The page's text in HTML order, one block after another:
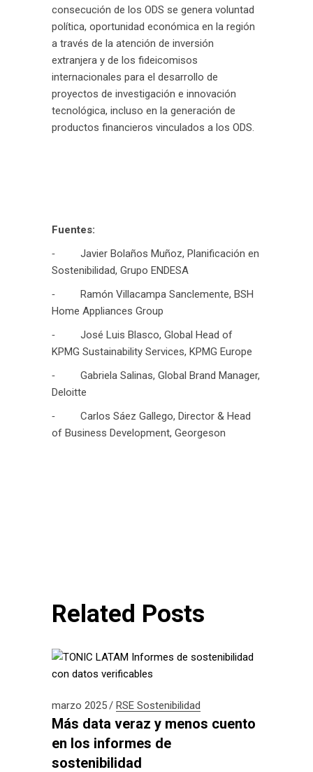
consecución de los ODS se genera voluntad
política, oportunidad económica en la región
a través de la atención de inversión
extranjera y de los fideicomisos
internacionales para el desarrollo de
proyectos de investigación e innovación
tecnológica, incluso en la generación de
productos financieros vinculados a los ODS.
Fuentes:
⁃ Javier Bolaños Muñoz, Planificación en
Sostenibilidad, Grupo ENDESA
⁃ Ramón Villacampa Sanclemente, BSH
Home Appliances Group
⁃ José Luis Blasco, Global Head of
KPMG Sustainability Services, KPMG Europe
⁃ Gabriela Salinas, Global Brand Manager,
Deloitte
⁃ Carlos Sáez Gallego, Director & Head
of Business Development, Georgeson
Related Posts
marzo 2025 RSE Sostenibilidad
Más data veraz y menos cuento
en los informes de
sostenibilidad